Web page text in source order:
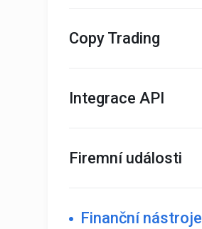
Copy Trading
Integrace API
Firemní události
Finanční nástroje